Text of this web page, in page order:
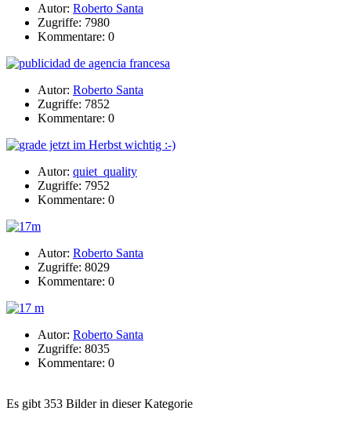
Autor: Roberto Santa
Zugriffe: 7980
Kommentare: 0
Autor: Roberto Santa
Zugriffe: 7852
Kommentare: 0
Autor: quiet_quality
Zugriffe: 7952
Kommentare: 0
Autor: Roberto Santa
Zugriffe: 8029
Kommentare: 0
Autor: Roberto Santa
Zugriffe: 8035
Kommentare: 0
Es gibt 353 Bilder in dieser Kategorie